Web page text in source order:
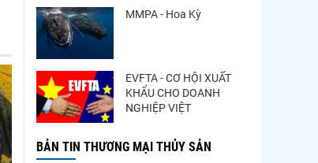
MMPA - Hoa Kỳ
EVFTA - CƠ HỘI XUẤT
KHẨU CHO DOANH
NGHIỆP VIỆT
BẢN TIN THƯƠNG MẠI THỦY SẢN